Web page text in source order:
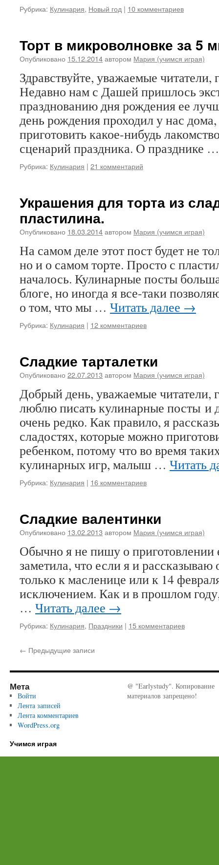
Рубрика: Кулинария, Новый год | 10 комментариев
Торт в микроволновке за 5
Опубликовано 15.12.2014автором Мария (учимся играя)
Здравствуйте, уважаемые читатели,
Недавно нам с Дашей пришлось
празднованию дня рождения ее
день рождения проходил у нас
приготовить какое-нибудь
сценарий праздника. О празднике
Рубрика: Кулинария | 21 комментарий
Украшения для торта из
пластилина.
Опубликовано 18.03.2014автором Мария (учимся играя)
На самом деле этот пост будет не
но и о самом торте. Просто с
началось. Кулинарные посты
блоге, но иногда я все-таки
о том, что мы … Читать далее →
Рубрика: Кулинария | 12 комментариев
Сладкие тарталетки
Опубликовано 22.07.2013 автором Мария (учимся играя)
Добрый день, уважаемые читатели,
люблю писать кулинарные посты и
очень редко. Как правило, я
сладостях, которые можно
ребенком, потому что во время
кулинарных игр, малыш … Читать
Рубрика: Кулинария | 16 комментариев
Сладкие валентинки
Опубликовано 13.02.2013 автором Мария (учимся играя)
Обычно я не пишу о приготовлении
заметила, что если я и
только к масленице или к 14
исключением. Как и в прошлом
… Читать далее →
Рубрика: Кулинария, Праздники | 15 комментариев
← Предыдущие записи
Мета
Войти
Лента записей
Лента комментариев
WordPress.org
@ "Earlystudy". Копирование
материалов запрещено!
Учимся играя